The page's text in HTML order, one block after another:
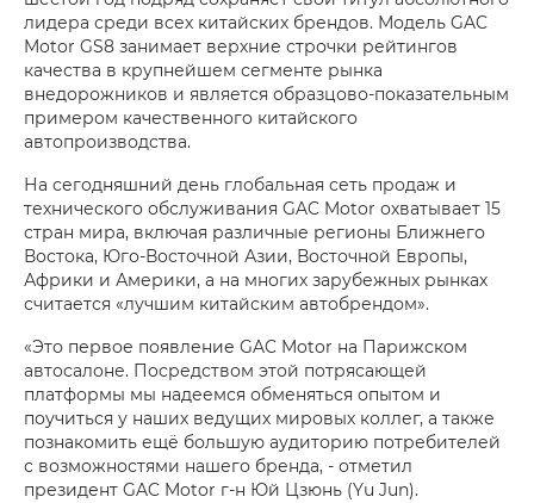
лидера среди всех китайских брендов. Модель GAC
Motor GS8 занимает верхние строчки рейтингов
качества в крупнейшем сегменте рынка
внедорожников и является образцово-показательным
примером качественного китайского
автопроизводства.
На сегодняшний день глобальная сеть продаж и
технического обслуживания GAC Motor охватывает 15
стран мира, включая различные регионы Ближнего
Востока, Юго-Восточной Азии, Восточной Европы,
Африки и Америки, а на многих зарубежных рынках
считается «лучшим китайским автобрендом».
«Это первое появление GAC Motor на Парижском
автосалоне. Посредством этой потрясающей
платформы мы надеемся обменяться опытом и
поучиться у наших ведущих мировых коллег, а также
познакомить ещё большую аудиторию потребителей
с возможностями нашего бренда, - отметил
президент GAC Motor г-н Юй Цзюнь (Yu Jun).